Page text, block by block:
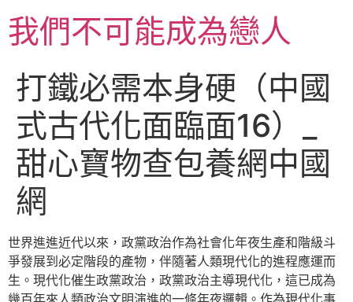
至
主我們不可能成為戀人
打鐵必需本身硬（中國
式古代化面臨面16）_
甜心寶物查包養網中國
網
世界進進近代以來，政黨政治作為社會化年夜生產和階級斗
爭發展到必定階段的產物，伴隨著人類現代化的進程應運而
生。現代化催生政黨政治，政黨政治主導現代化，這已成為
幾百年來人類政治文明演進的一條年夜邏輯。作為現代化事